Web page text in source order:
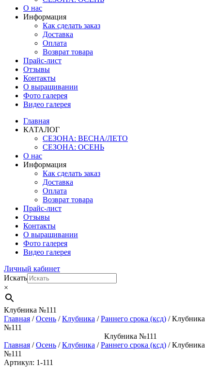
О нас
Информация
Как сделать заказ
Доставка
Оплата
Возврат товара
Прайс-лист
Отзывы
Контакты
О выращивании
Фото галерея
Видео галерея
Главная
КАТАЛОГ
СЕЗОНА: ВЕСНА/ЛЕТО
СЕЗОНА: ОСЕНЬ
О нас
Информация
Как сделать заказ
Доставка
Оплата
Возврат товара
Прайс-лист
Отзывы
Контакты
О выращивании
Фото галерея
Видео галерея
Личный кабинет
Искать
×
Клубника №111
Главная /Осень /Клубника /Раннего срока (ксд) / Клубника
№111
Клубника №111
Главная /Осень /Клубника /Раннего срока (ксд) / Клубника
№111
Артикул: 1-111